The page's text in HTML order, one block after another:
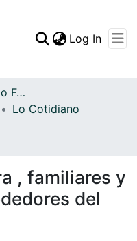
Statistics
Log In
Archivo del Patrimonio Fotográfico y Fílmico del Valle del Cauca
Lo Cotidiano
, familiares y
del